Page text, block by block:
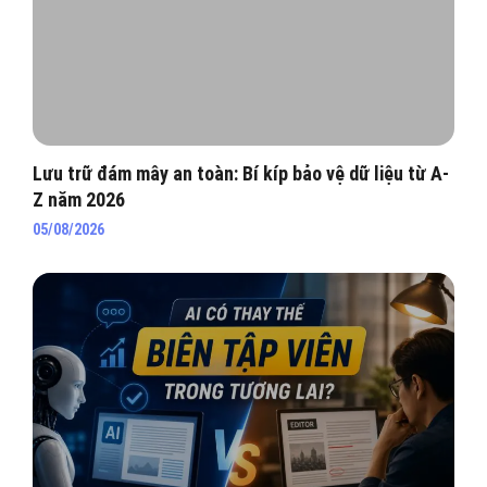
Lưu trữ đám mây an toàn: Bí kíp bảo vệ dữ liệu từ A-
Z năm 2026
05/08/2026